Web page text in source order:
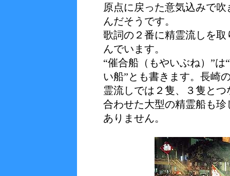
原点に戻った意気込みで吹
んだそうです。
歌詞の２番に精霊流しを取
んでいます。
“催合船（もやいぶね）”は
い船”とも書きます。長崎
霊流しでは２隻、３隻とつ
合わせた大型の精霊船も珍
ありません。